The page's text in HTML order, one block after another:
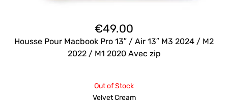
€49.00
Housse Pour Macbook Pro 13″ / Air 13″ M3 2024 / M2
2022 / M1 2020 Avec zip
Out of Stock
Velvet Cream